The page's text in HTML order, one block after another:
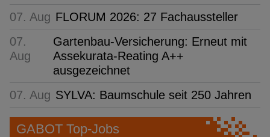
07. Aug FLORUM 2026: 27 Fachaussteller
07.
Aug
Gartenbau-Versicherung: Erneut mit
Assekurata-Reating A++
ausgezeichnet
07. Aug SYLVA: Baumschule seit 250 Jahren
GABOT Top-Jobs